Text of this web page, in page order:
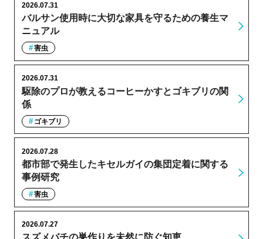
バルサン使用時に大切な家具を守るための養生マ
ニュアル
2026.07.31
害虫
駆除のプロが教えるコーヒーかすとゴキブリの関
係
2026.07.31
ゴキブリ
都市部で発生したキセルガイの集団定着に関する
事例研究
2026.07.28
害虫
2026.07.27